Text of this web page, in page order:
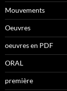
Mouvements
Oeuvres
oeuvres en PDF
ORAL
première